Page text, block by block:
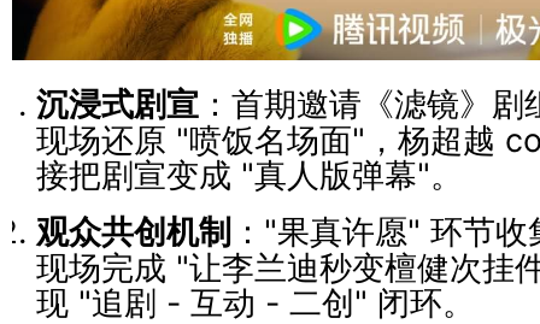
沉浸式剧宣 ：首期邀请《滤镜》
现场还原 "喷饭名场面"，杨超越
接把剧宣变成 "真人版弹幕"。
观众共创机制 ："果真许愿" 环节
现场完成 "让李兰迪秒变檀健次挂
现 "追剧 - 互动 - 二创" 闭环。